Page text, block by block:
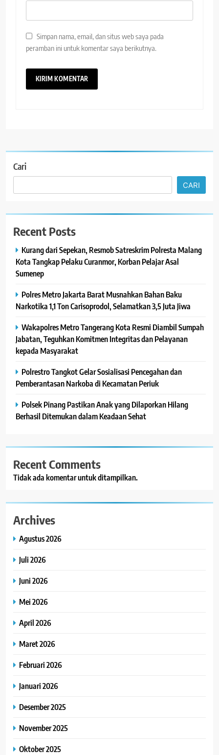
Simpan nama, email, dan situs web saya pada
peramban ini untuk komentar saya berikutnya.
Cari
CARI
Recent Posts
Kurang dari Sepekan, Resmob Satreskrim Polresta Malang
Kota Tangkap Pelaku Curanmor, Korban Pelajar Asal
Sumenep
Polres Metro Jakarta Barat Musnahkan Bahan Baku
Narkotika 1,1 Ton Carisoprodol, Selamatkan 3,5 Juta Jiwa
Wakapolres Metro Tangerang Kota Resmi Diambil Sumpah
Jabatan, Teguhkan Komitmen Integritas dan Pelayanan
kepada Masyarakat
Polrestro Tangkot Gelar Sosialisasi Pencegahan dan
Pemberantasan Narkoba di Kecamatan Periuk
Polsek Pinang Pastikan Anak yang Dilaporkan Hilang
Berhasil Ditemukan dalam Keadaan Sehat
Recent Comments
Tidak ada komentar untuk ditampilkan.
Archives
Agustus 2026
Juli 2026
Juni 2026
Mei 2026
April 2026
Maret 2026
Februari 2026
Januari 2026
Desember 2025
November 2025
Oktober 2025